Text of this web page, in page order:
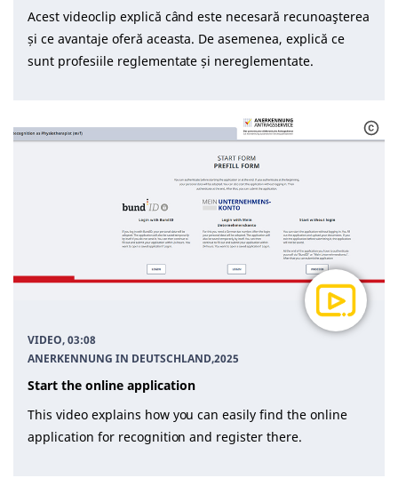
Acest videoclip explică când este necesară recunoaşterea
și ce avantaje oferă aceasta. De asemenea, explică ce
sunt profesiile reglementate și nereglementate.
VIDEO, 03:08
ANERKENNUNG IN DEUTSCHLAND,2025
Start the online application
This video explains how you can easily find the online
application for recognition and register there.